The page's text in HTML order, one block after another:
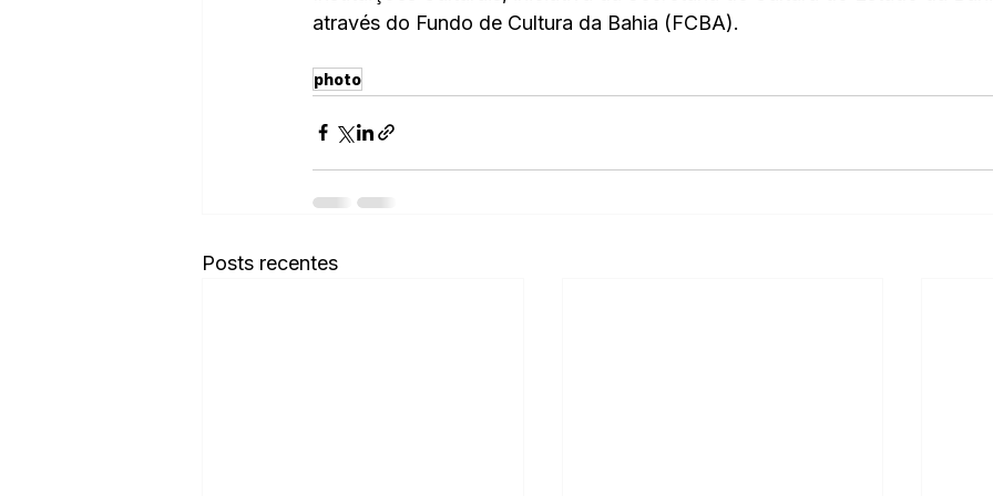
através do Fundo de Cultura da Bahia (FCBA).
photo
Posts recentes